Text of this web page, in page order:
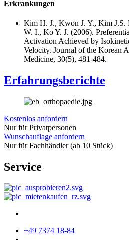
Erkrankungen
Kim H. J., Kwon J. Y., Kim J.S.
W. I., Ko Y. J. (2006).
Activation Achieved by
Velocity. Journal of the Korean
Medicine, 30(5), 481-484.
Erfahrungsberichte
Kostenlos anfordern
Nur für Privatpersonen
Wunschauflage anfordern
Nur für Fachhändler (ab 10 Stück)
Service
+49 7374 18-84